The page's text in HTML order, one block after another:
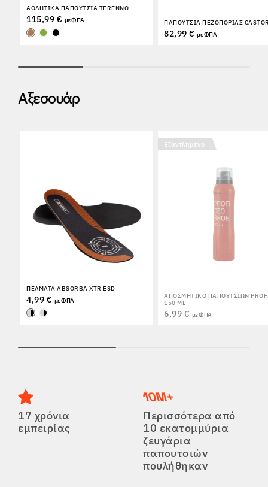
ΑΘΛΗΤΙΚΆ ΠΑΠΟΎΤΣΙΑ TERENNO
115,99 € με ΦΠΑ ΠΑΠΟΎΤΣΙΑ ΠΕΖΟΠΟΡΊΑΣ
82,99 € με ΦΠΑ
Αξεσουάρ
ΠΈΛΜΑΤΑ ABSORBA XTR ESD
4,99 € με ΦΠΑ
Εξαντλημένο
ΑΠΟΣΜΗΤΙΚΌ ΠΑΠΟΥΤΣΙΏΝ
150 ML
6,99 € με ΦΠΑ
17 χρόνια
εμπειρίας
Περισσότερα από
10 εκατομμύρια
ζευγάρια
παπουτσιών
πουλήθηκαν